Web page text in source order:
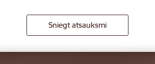
Sniegt atsauksmi